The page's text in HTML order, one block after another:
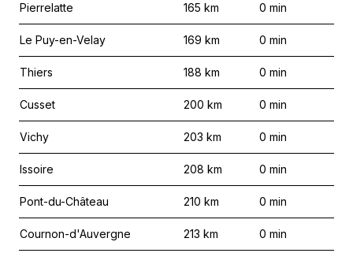
Pierrelatte 165 km 0 min
Le Puy-en-Velay 169 km 0 min
Thiers 188 km 0 min
Cusset 200 km 0 min
Vichy 203 km 0 min
Issoire 208 km 0 min
Pont-du-Château 210 km 0 min
Cournon-d'Auvergne 213 km 0 min